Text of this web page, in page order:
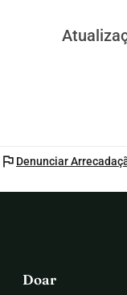
flag Denunciar
Doar